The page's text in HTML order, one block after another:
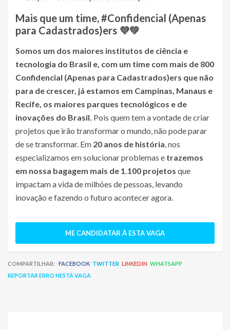
Mais que um time, #Confidencial (Apenas
para Cadastrados)ers 💜💚
Somos um dos maiores institutos de ciência e
tecnologia do Brasil e, com um time com mais de 800
Confidencial (Apenas para Cadastrados)ers que não
para de crescer, já estamos em Campinas, Manaus e
Recife, os maiores parques tecnológicos e de
inovações do Brasil. Pois quem tem a vontade de criar
projetos que irão transformar o mundo, não pode parar
de se transformar. Em 20 anos de história, nos
especializamos em solucionar problemas e trazemos
em nossa bagagem mais de 1.100 projetos que
impactam a vida de milhões de pessoas, levando
inovação e fazendo o futuro acontecer agora.
ME CANDIDATAR À ESTA VAGA
COMPARTILHAR: FACEBOOK TWITTER LINKEDIN WHATSAPP
REPORTAR ERRO NESTA VAGA